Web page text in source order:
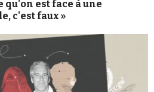
qu'on est face à une
c'est faux »